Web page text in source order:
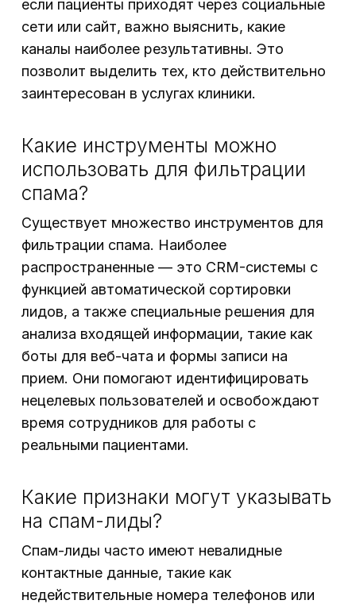
если пациенты приходят через социальные
сети или сайт, важно выяснить, какие
каналы наиболее результативны. Это
позволит выделить тех, кто действительно
заинтересован в услугах клиники.
Какие инструменты можно
использовать для фильтрации
спама?
Существует множество инструментов для
фильтрации спама. Наиболее
распространенные — это CRM-системы с
функцией автоматической сортировки
лидов, а также специальные решения для
анализа входящей информации, такие как
боты для веб-чата и формы записи на
прием. Они помогают идентифицировать
нецелевых пользователей и освобождают
время сотрудников для работы с
реальными пациентами.
Какие признаки могут указывать
на спам-лиды?
Спам-лиды часто имеют невалидные
контактные данные, такие как
недействительные номера телефонов или